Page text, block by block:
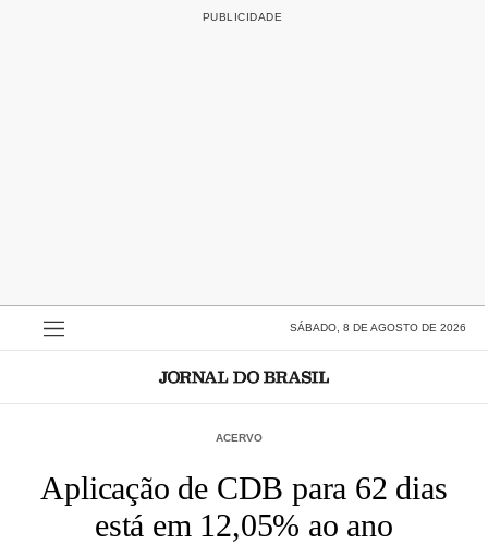
SÁBADO, 8 DE AGOSTO DE 2026
ACERVO
Aplicação de CDB para 62 dias
está em 12,05% ao ano